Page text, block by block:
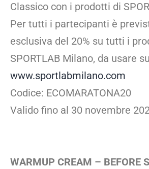
Classico con i prodotti di
Per tutti i partecipanti è
esclusiva del 20% su tutti i
SPORTLAB Milano, da usare
www.sportlabmilano.com
Codice: ECOMARATONA20
Valido fino al 30 novembre
WARMUP CREAM – BEFORE